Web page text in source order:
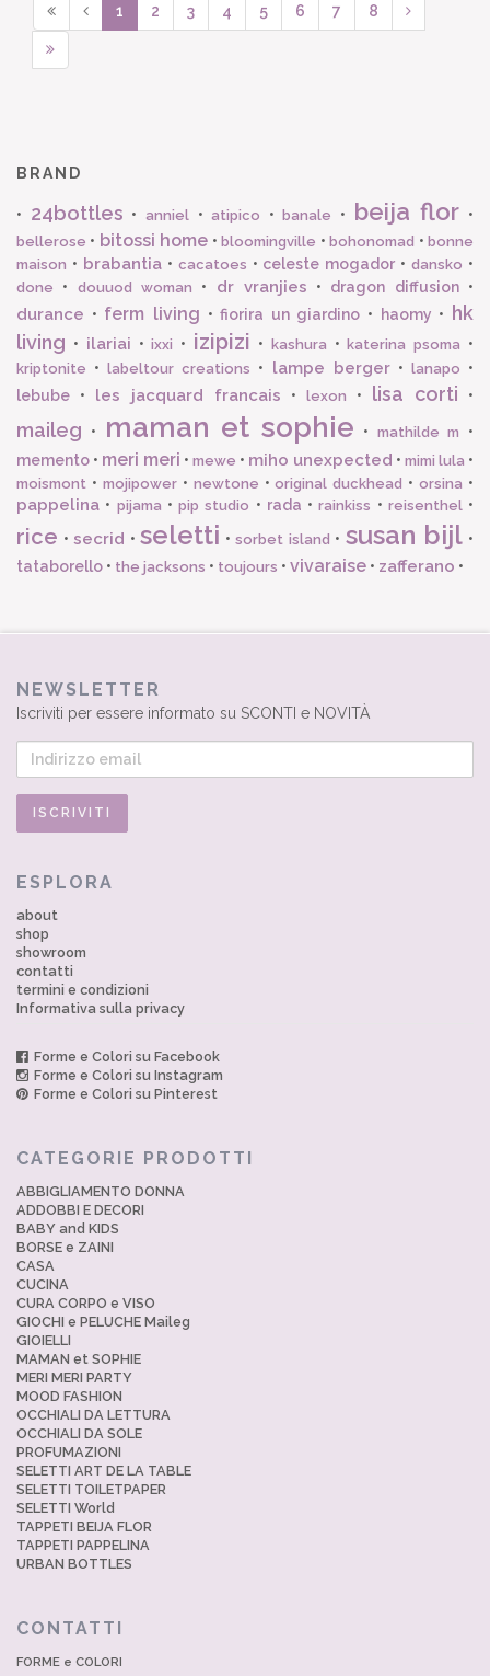
1 2 3 4 5 6 7 8
BRAND
• 24bottles • anniel•atipico •banale • beija flor •
bellerose • bitossi home •bloomingville •bohonomad •bonne
maison • brabantia• cacatoes • celeste mogador •dansko •
done • douuod woman • dr vranjies • dragon diffusion•
durance • ferm living •fiorira un giardino • haomy •
hk
living • ilariai •ixxi • izipizi • kashura •katerina psoma •
kriptonite •labeltour creations • lampe berger• lanapo •
lebube • les jacquard francais • lexon • lisa corti •
maileg • maman et sophie • mathilde m
•
memento • meri meri • mewe • miho unexpected • mimi lula •
moismont • mojipower• newtone •original duckhead •orsina •
pappelina • pijama • pip studio • rada •rainkiss • reisenthel•
rice •secrid •seletti •sorbet island • susan bijl •
tataborello • the jacksons • toujours • vivaraise • zafferano •
NEWSLETTER
Iscriviti per essere informato su SCONTI e NOVITÀ
ESPLORA
about
shop
showroom
contatti
termini e condizioni
Informativa sulla privacy
Forme e Colori su Facebook
Forme e Colori su Instagram
Forme e Colori su Pinterest
CATEGORIE PRODOTTI
ABBIGLIAMENTO DONNA
ADDOBBI E DECORI
BABY and KIDS
BORSE e ZAINI
CASA
CUCINA
CURA CORPO e VISO
GIOCHI e PELUCHE Maileg
GIOIELLI
MAMAN et SOPHIE
MERI MERI PARTY
MOOD FASHION
OCCHIALI DA LETTURA
OCCHIALI DA SOLE
PROFUMAZIONI
SELETTI ART DE LA TABLE
SELETTI TOILETPAPER
SELETTI World
TAPPETI BEIJA FLOR
TAPPETI PAPPELINA
URBAN BOTTLES
CONTATTI
FORME e COLORI